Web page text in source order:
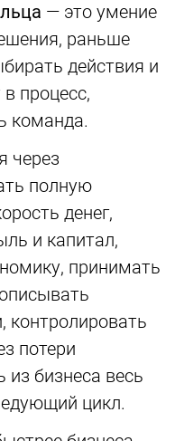
— это умение
раньше
действия и
процесс,
команда.
через
полную
денег,
и капитал,
принимать
контролировать
потери
из бизнеса весь
цикл.